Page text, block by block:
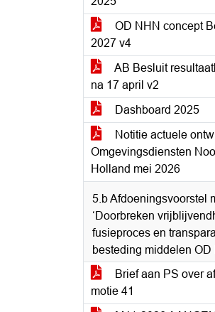
OD NHN concept
2027 v4
AB Besluit
na 17 april v2
Dashboard 2025
Notitie actuele
Omgevingsdiensten
Holland mei 2026
5.b Afdoeningsvoorstel
‘Doorbreken
fusieproces en
besteding middelen OD
Brief aan PS over
motie 41